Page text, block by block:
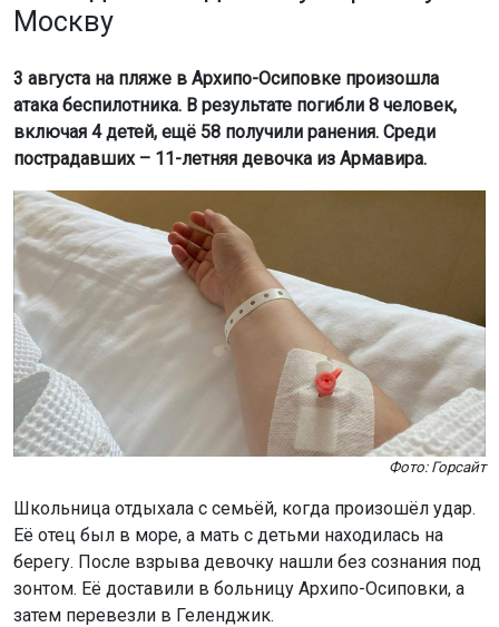
Москву
3 августа на пляже в Архипо-Осиповке произошла
атака беспилотника. В результате погибли 8 человек,
включая 4 детей, ещё 58 получили ранения. Среди
пострадавших – 11-летняя девочка из Армавира.
Фото: Горсайт
Школьница отдыхала с семьёй, когда произошёл удар.
Её отец был в море, а мать с детьми находилась на
берегу. После взрыва девочку нашли без сознания под
зонтом. Её доставили в больницу Архипо-Осиповки, а
затем перевезли в Геленджик.